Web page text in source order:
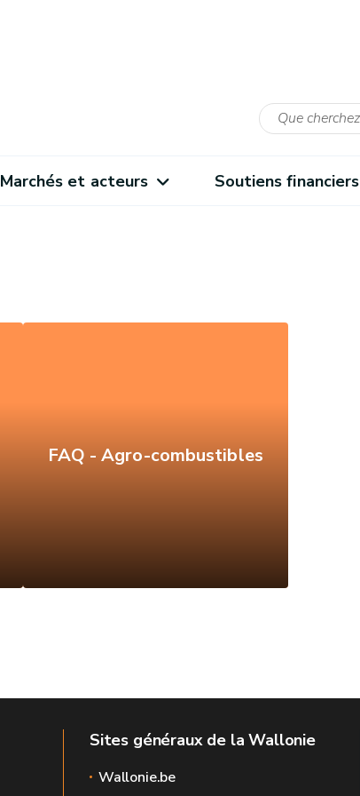
Marchés et acteurs Soutiens financiers
FAQ - Agro-combustibles
Sites généraux de la Wallonie
Wallonie.be